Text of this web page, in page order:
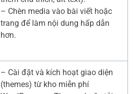
– Chèn media vào bài viết hoặc
trang để làm nội dung hấp dẫn
hơn.
– Cài đặt và kích hoạt giao diện
(themes) từ kho miễn phí